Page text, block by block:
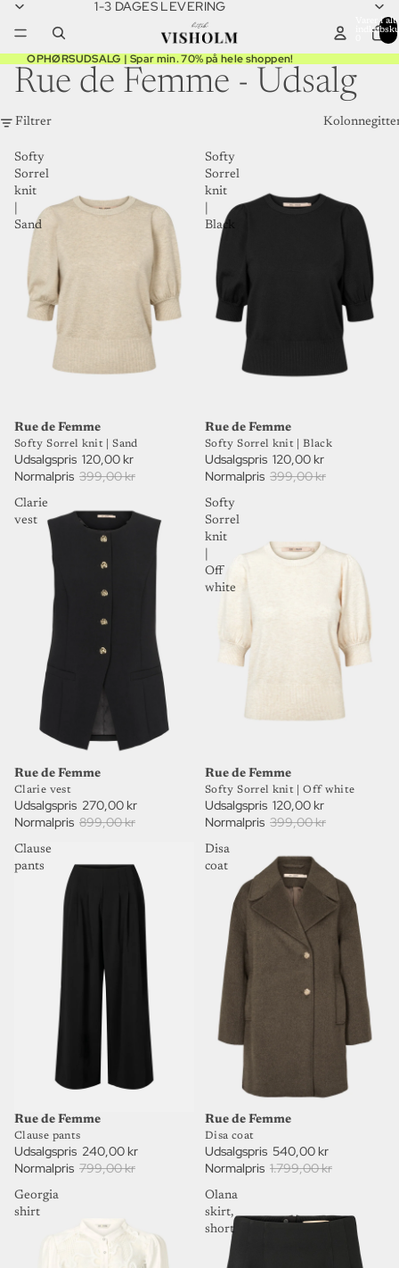
1-3 DAGES LEVERING
Varer i alt
OPHØRSUDSALG | Spar min. 70% på hele shoppen!
Rue de Femme - Udsalg
Filtrer
Softy
Sorrel
knit
Sand
UDSALG
70%
Rue de Femme
Softy Sorrel knit | Sand
Udsalgspris 120,00 kr
Normalpris 399,00 kr
Softy
Sorrel
knit
Black
UDSALG
70%
Rue de Femme
Softy Sorrel knit | Black
Udsalgspris 120,00 kr
Normalpris 399,00 kr
Clarie
vest
UDSALG
70%
Rue de Femme
Clarie vest
Udsalgspris 270,00 kr
Normalpris 899,00 kr
Softy
Sorrel
knit
Off
white
UDSALG
70%
Rue de Femme
Softy Sorrel knit | Off white
Udsalgspris 120,00 kr
Normalpris 399,00 kr
Clause
pants
UDSALG
70%
Rue de Femme
Clause pants
Udsalgspris 240,00 kr
Normalpris 799,00 kr
Disa
coat
UDSALG
70%
Rue de Femme
Disa coat
Udsalgspris 540,00 kr
Normalpris 1.799,00 kr
Georgia
shirt
Olana
skirt,
short